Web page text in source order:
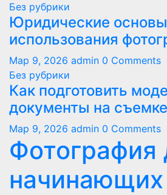
Без рубрики
Юридические основы
использования
Мар 9, 2026 admin 0 Comments
Без рубрики
Как подготовить
документы на съемке
Мар 9, 2026 admin 0 Comments
Фотография
начинающих